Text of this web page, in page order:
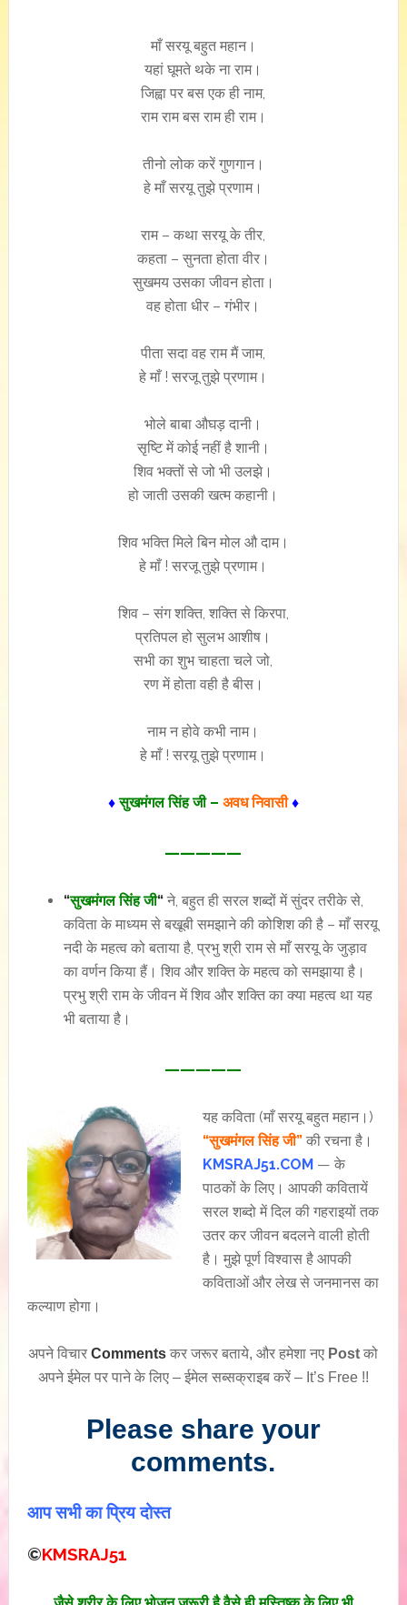
माँ सरयू बहुत महान।
यहां घूमते थके ना राम।
जिह्वा पर बस एक ही नाम,
राम राम बस राम ही राम।
तीनो लोक करें गुणगान।
हे माँ सरयू तुझे प्रणाम।
राम – कथा सरयू के तीर,
कहता – सुनता होता वीर।
सुखमय उसका जीवन होता।
वह होता धीर – गंभीर।
पीता सदा वह राम मैं जाम,
हे माँ ! सरजू तुझे प्रणाम।
भोले बाबा औघड़ दानी।
सृष्टि में कोई नहीं है शानी।
शिव भक्तों से जो भी उलझे।
हो जाती उसकी खत्म कहानी।
शिव भक्ति मिले बिन मोल औ दाम।
हे माँ ! सरजू तुझे प्रणाम।
शिव – संग शक्ति, शक्ति से किरपा,
प्रतिपल हो सुलभ आशीष।
सभी का शुभ चाहता चले जो,
रण में होता वही है बीस।
नाम न होवे कभी नाम।
हे माँ ! सरयू तुझे प्रणाम।
♦सुखमंगल सिंह जी – अवध निवासी ♦
—————
“सुखमंगल सिंह जी“ने, बहुत ही सरल शब्दों में सुंदर तरीके से,
कविता के माध्यम से बखूबी समझाने की कोशिश की है – माँ सरयू
नदी के महत्व को बताया है, प्रभु श्री राम से माँ सरयू के जुड़ाव
का वर्णन किया हैं। शिव और शक्ति के महत्व को समझाया है।
प्रभु श्री राम के जीवन में शिव और शक्ति का क्या महत्व था यह
भी बताया है।
—————
यह कविता (माँ सरयू बहुत महान।)
“सुखमंगल सिंह जी”की रचना है।
KMSRAJ51.COM— के
पाठकों के लिए। आपकी कवितायें
सरल शब्दो में दिल की गहराइयों तक
उतर कर जीवन बदलने वाली होती
है। मुझे पूर्ण विश्वास है आपकी
कविताओं और लेख से जनमानस का
कल्याण होगा।
अपने विचारComments कर जरूर बताये, और हमेशा नए Post को
अपने ईमेल पर पाने के लिए – ईमेल सब्सक्राइब करें – It’s Free !!
Please share your
comments.
आप सभी का प्रिय दोस्त
©KMSRAJ51